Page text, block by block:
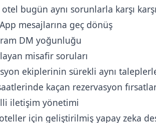
bugün aynı sorunlarla karşı
mesajlarına geç dönüş
DM yoğunluğu
misafir soruları
ekiplerinin sürekli aynı
kaçan rezervasyon
iletişim yönetimi
oteller için geliştirilmiş yapay zeka